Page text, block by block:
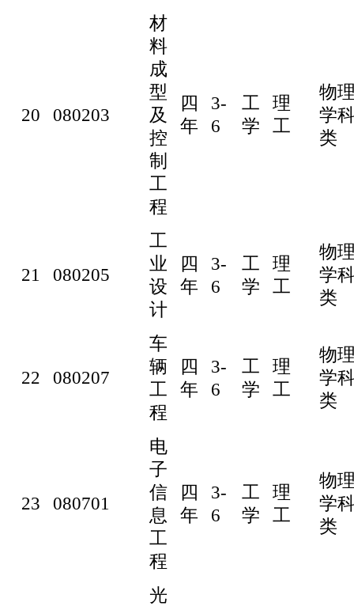
20 080203
材
料
成
型
及
控
制
工
程
四
年
3-
6
工
学
理
工
物
学
类
21 080205
工
业
设
计
四
年
3-
6
工
学
理
工
物
学
类
22 080207
车
辆
工
程
四
年
3-
6
工
学
理
工
物
学
类
23 080701
电
子
信
息
工
程
四
年
3-
6
工
学
理
工
物
学
类
光